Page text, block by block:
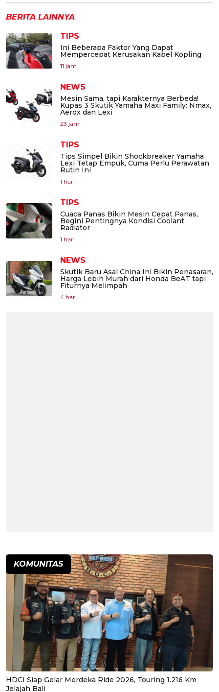
BERITA LAINNYA
TIPS
Ini Beberapa Faktor Yang Dapat
Mempercepat Kerusakan Kabel Kopling
11 jam
NEWS
Mesin Sama, tapi Karakternya Berbeda!
Kupas 3 Skutik Yamaha Maxi Family: Nmax,
Aerox dan Lexi
23 jam
TIPS
Tips Simpel Bikin Shockbreaker Yamaha
Lexi Tetap Empuk, Cuma Perlu Perawatan
Rutin Ini
1 hari
TIPS
Cuaca Panas Bikin Mesin Cepat Panas,
Begini Pentingnya Kondisi Coolant
Radiator
1 hari
NEWS
Skutik Baru Asal China Ini Bikin Penasaran,
Harga Lebih Murah dari Honda BeAT tapi
Fiturnya Melimpah
4 hari
KOMUNITAS
HDCI Siap Gelar Merdeka Ride 2026, Touring 1.216 Km
Jelajah Bali